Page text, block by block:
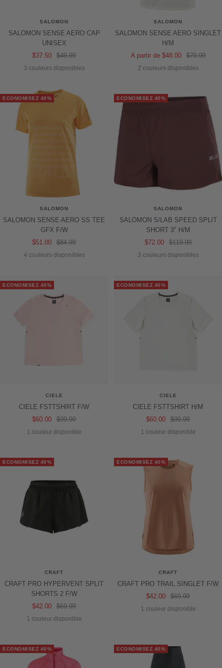
SALOMON
SALOMON SENSE AERO CAP
UNISEX
Prix
de
$37.50
Prix
normal
$49.99
3 couleurs disponibles
SALOMON
SALOMON SENSE AERO SINGLET
H/M
Prix
A partir de $48.00
Prix
normal
$79.99
2 couleurs disponibles
ECONOMISEZ 40%
SALOMON
SALOMON SENSE AERO SS TEE
GFX F/W
Prix
de
$51.00
Prix
normal
$84.99
4 couleurs disponibles
ECONOMISEZ 40%
SALOMON
SALOMON S/LAB SPEED SPLIT
SHORT 3" H/M
Prix
de
$72.00
Prix
normal
$119.99
3 couleurs disponibles
ECONOMISEZ 40%
CIELE
CIELE FSTTSHIRT F/W
Prix
de
$60.00
Prix
normal
$99.99
1 couleur disponible
ECONOMISEZ 40%
CIELE
CIELE FSTTSHIRT H/M
Prix
de
$60.00
Prix
normal
$99.99
1 couleur disponible
ECONOMISEZ 40%
CRAFT
CRAFT PRO HYPERVENT SPLIT
SHORTS 2 F/W
Prix
de
$42.00
Prix
normal
$69.99
1 couleur disponible
ECONOMISEZ 40%
CRAFT
CRAFT PRO TRAIL SINGLET F/W
Prix
de
$42.00
Prix
normal
$69.99
1 couleur disponible
ECONOMISEZ 40% ECONOMISEZ 40%